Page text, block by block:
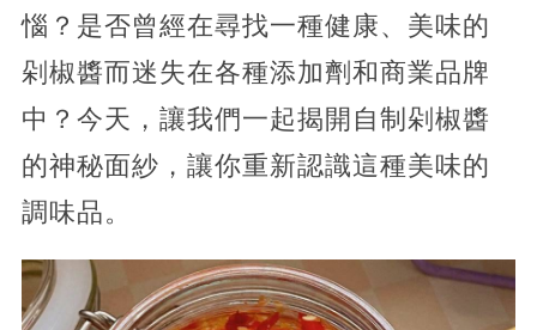
惱？是否曾經在尋找一種健康、美味的
剁椒醬而迷失在各種添加劑和商業品牌
中？今天，讓我們一起揭開自制剁椒醬
的神秘面紗，讓你重新認識這種美味的
調味品。